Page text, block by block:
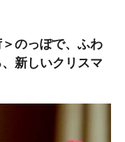
のっぽで、ふわ
新しいクリスマ